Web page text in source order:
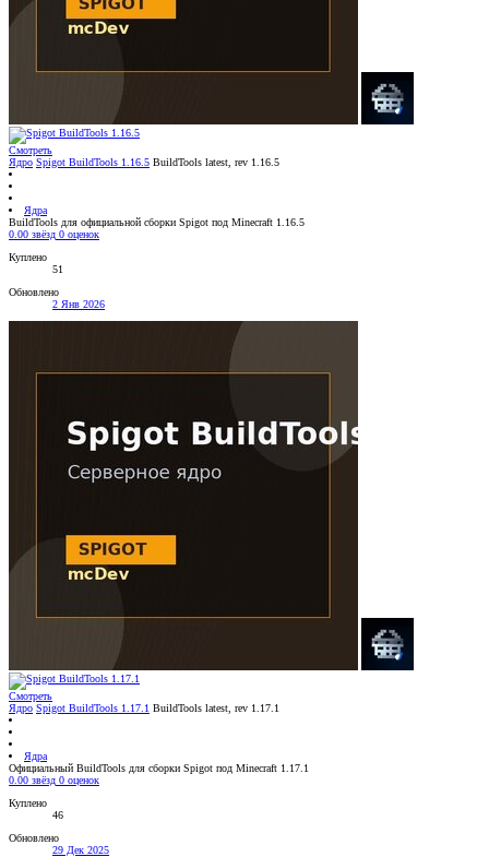
Смотреть
Ядро Spigot BuildTools 1.16.5 BuildTools latest, rev 1.16.5
Ядра
BuildTools для официальной сборки Spigot под Minecraft 1.16.5
0.00 звёзд 0 оценок
Куплено
51
Обновлено
2 Янв 2026
Смотреть
Ядро Spigot BuildTools 1.17.1 BuildTools latest, rev 1.17.1
Ядра
Официальный BuildTools для сборки Spigot под Minecraft 1.17.1
0.00 звёзд 0 оценок
Куплено
46
Обновлено
29 Дек 2025